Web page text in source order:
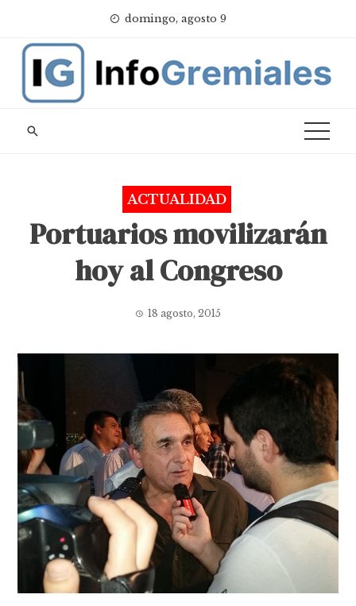
content
domingo, agosto 9
ACTUALIDAD
Portuarios movilizarán
hoy al Congreso
18 agosto, 2015